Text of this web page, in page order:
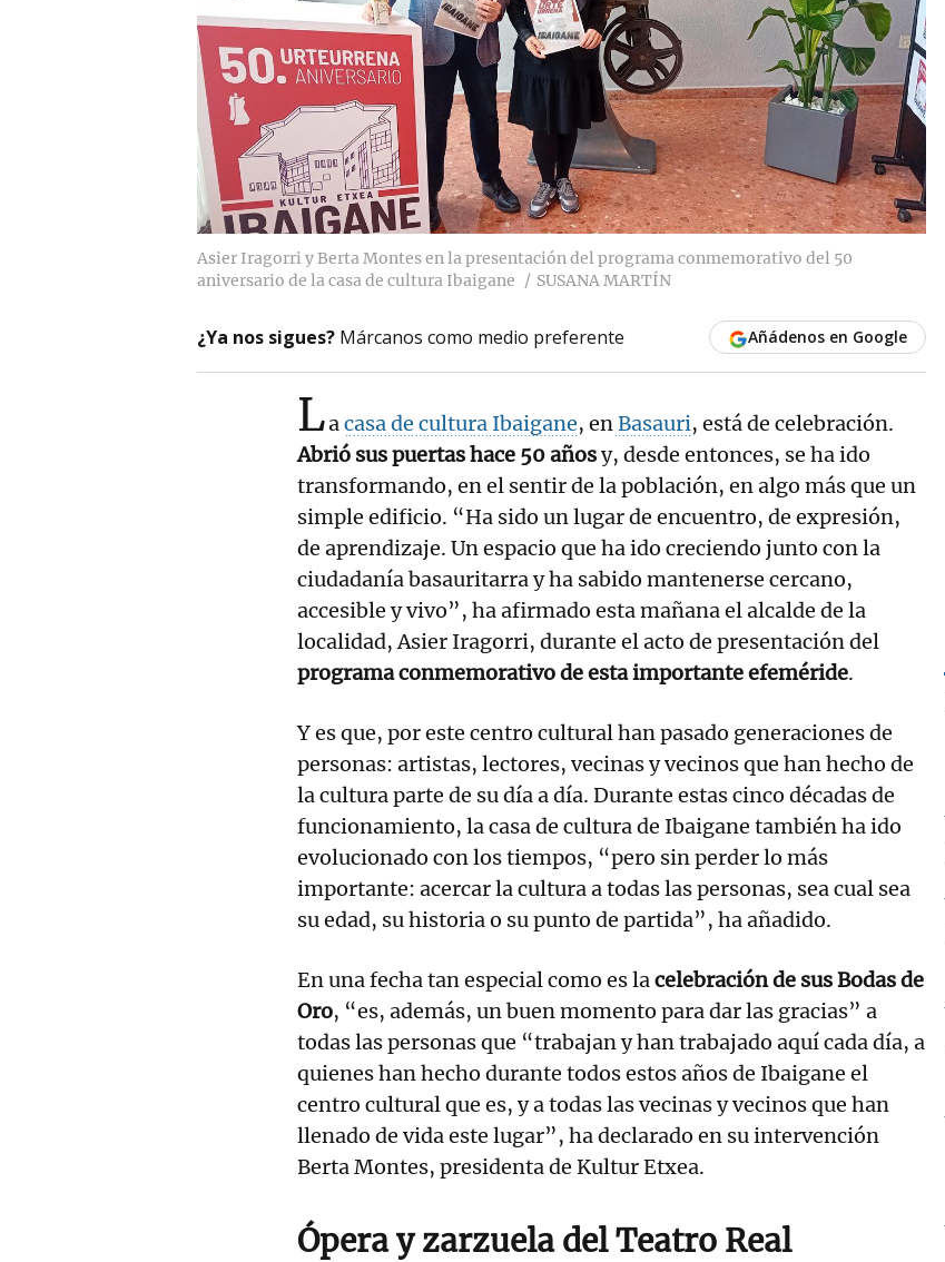
Asier Iragorri y Berta Montes en la presentación del programa conmemorativo del 50
aniversario de la casa de cultura Ibaigane
SUSANA MARTÍN
¿Ya nos sigues? Márcanos como medio preferente Añádenos en Google
Lacasa de cultura Ibaigane, enBasauri, está de celebración.
Abrió sus puertas hace 50 añosy, desde entonces, se ha ido
transformando, en el sentir de la población, en algo más que un
simple edificio. “Ha sido un lugar de encuentro, de expresión,
de aprendizaje. Un espacio que ha ido creciendo junto con la
ciudadanía basauritarra y ha sabido mantenerse cercano,
accesible y vivo”, ha afirmado esta mañana el alcalde de la
localidad, Asier Iragorri, durante el acto de presentación del
programa conmemorativo de esta importante efeméride.
Y es que, por este centro cultural han pasado generaciones de
personas: artistas, lectores, vecinas y vecinos que han hecho de
la cultura parte de su día a día. Durante estas cinco décadas de
funcionamiento, la casa de cultura de Ibaigane también ha ido
evolucionado con los tiempos, “pero sin perder lo más
importante: acercar la cultura a todas las personas, sea cual sea
su edad, su historia o su punto de partida”, ha añadido.
En una fecha tan especial como es lacelebración de sus Bodas de
Oro, “es, además, un buen momento para dar las gracias” a
todas las personas que “trabajan y han trabajado aquí cada día, a
quienes han hecho durante todos estos años de Ibaigane el
centro cultural que es, y a todas las vecinas y vecinos que han
llenado de vida este lugar”, ha declarado en su intervención
Berta Montes, presidenta de Kultur Etxea.
Ópera y zarzuela del Teatro Real